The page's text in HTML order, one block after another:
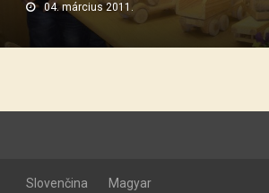
04. március 2011.
Slovenčina
Magyar